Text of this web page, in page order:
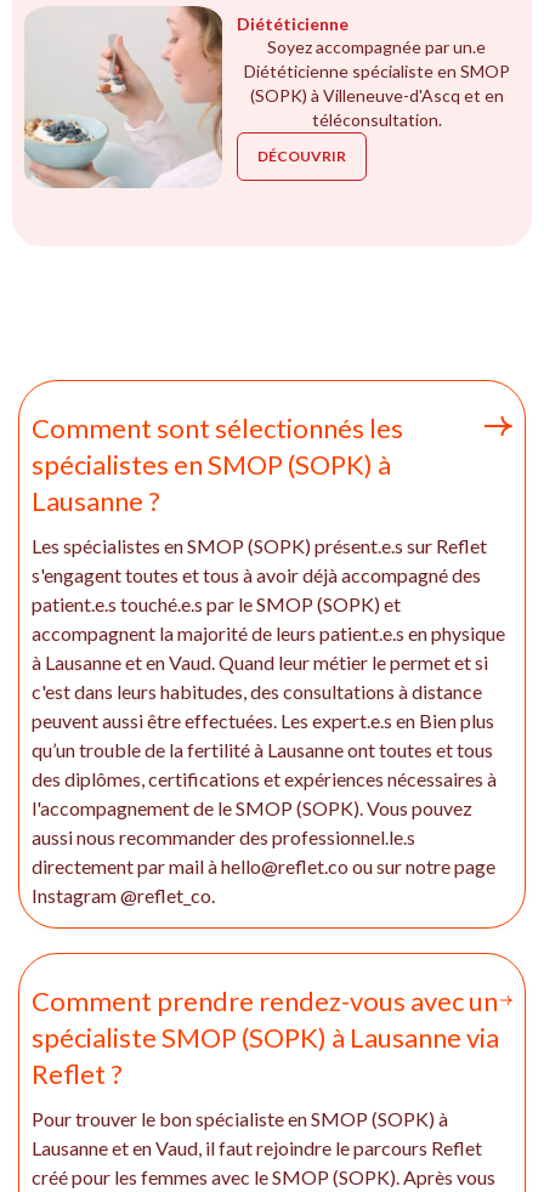
Diététicienne
Soyez accompagnée par un.e
Diététicienne spécialiste en SMOP
(SOPK) à Villeneuve-d'Ascq et en
téléconsultation.
DÉCOUVRIR
Comment sont sélectionnés les
spécialistes en SMOP (SOPK) à
Lausanne ?
Les spécialistes en SMOP (SOPK) présent.e.s sur Reflet
s'engagent toutes et tous à avoir déjà accompagné des
patient.e.s touché.e.s par le SMOP (SOPK) et
accompagnent la majorité de leurs patient.e.s en physique
à Lausanne et en Vaud. Quand leur métier le permet et si
c'est dans leurs habitudes, des consultations à distance
peuvent aussi être effectuées. Les expert.e.s en Bien plus
qu’un trouble de la fertilité à Lausanne ont toutes et tous
des diplômes, certifications et expériences nécessaires à
l'accompagnement de le SMOP (SOPK). Vous pouvez
aussi nous recommander des professionnel.le.s
directement par mail à hello@reflet.co ou sur notre page
Instagram @reflet_co.
Comment prendre rendez-vous avec un
spécialiste SMOP (SOPK) à Lausanne via
Reflet ?
Pour trouver le bon spécialiste en SMOP (SOPK) à
Lausanne et en Vaud, il faut rejoindre le parcours Reflet
créé pour les femmes avec le SMOP (SOPK). Après vous